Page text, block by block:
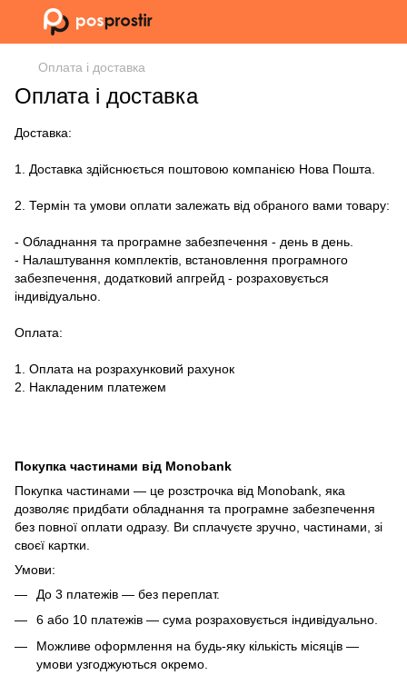
Оплата і доставка
Оплата і доставка
Доставка:
1. Доставка здійснюється поштовою компанією Нова Пошта.
2. Термін та умови оплати залежать від обраного вами товару:
- Обладнання та програмне забезпечення - день в день.
- Налаштування комплектів, встановлення програмного
забезпечення, додатковий апгрейд - розраховується
індивідуально.
Оплата:
1. Оплата на розрахунковий рахунок
2. Накладеним платежем
Покупка частинами від Monobank
Покупка частинами — це розстрочка від Monobank, яка
дозволяє придбати обладнання та програмне забезпечення
без повної оплати одразу. Ви сплачуєте зручно, частинами, зі
своєї картки.
Умови:
До 3 платежів — без переплат.
6 або 10 платежів — сума розраховується індивідуально.
Можливе оформлення на будь-яку кількість місяців —
умови узгоджуються окремо.